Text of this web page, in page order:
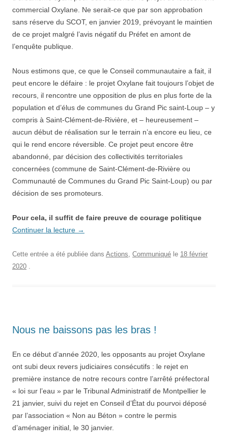
commercial Oxylane. Ne serait-ce que par son approbation
sans réserve du SCOT, en janvier 2019, prévoyant le maintien
de ce projet malgré l’avis négatif du Préfet en amont de
l’enquête publique.
Nous estimons que, ce que le Conseil communautaire a fait, il
peut encore le défaire : le projet Oxylane fait toujours l’objet de
recours, il rencontre une opposition de plus en plus forte de la
population et d’élus de communes du Grand Pic saint-Loup – y
compris à Saint-Clément-de-Rivière, et – heureusement –
aucun début de réalisation sur le terrain n’a encore eu lieu, ce
qui le rend encore réversible. Ce projet peut encore être
abandonné, par décision des collectivités territoriales
concernées (commune de Saint-Clément-de-Rivière ou
Communauté de Communes du Grand Pic Saint-Loup) ou par
décision de ses promoteurs.
Pour cela, il suffit de faire preuve de courage politique
Continuer la lecture →
Cette entrée a été publiée dans Actions, Communiqué le 18 février
2020 .
Nous ne baissons pas les bras !
En ce début d’année 2020, les opposants au projet Oxylane
ont subi deux revers judiciaires consécutifs : le rejet en
première instance de notre recours contre l’arrêté préfectoral
« loi sur l’eau » par le Tribunal Administratif de Montpellier le
21 janvier, suivi du rejet en Conseil d’État du pourvoi déposé
par l’association « Non au Béton » contre le permis
d’aménager initial, le 30 janvier.